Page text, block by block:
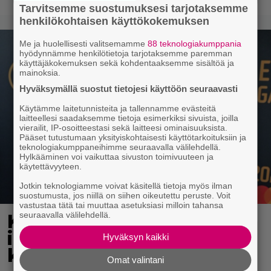
Kaija Koolta ikävä
ilmoitus – Juha Tapio
kiirehti apuun
Tarvitsemme suostumuksesi tarjotaksemme
henkilökohtaisen käyttökokemuksen
Me ja huolellisesti valitsemamme88 teknologiakumppania
hyödynnämme henkilötietoja tarjotaksemme paremman
käyttäjäkokemuksen sekä kohdentaaksemme sisältöä ja
mainoksia.
Hyväksymällä suostut tietojesi käyttöön seuraavasti
Käytämme laitetunnisteita ja tallennamme evästeitä
laitteellesi saadaksemme tietoja esimerkiksi sivuista, joilla
vierailit, IP-osoitteestasi sekä laitteesi ominaisuuksista.
Pääset tutustumaan yksityiskohtaisesti käyttötarkoituksiin ja
teknologiakumppaneihimme seuraavalla välilehdellä.
Hylkääminen voi vaikuttaa sivuston toimivuuteen ja
käytettävyyteen.
Jotkin teknologiamme voivat käsitellä tietoja myös ilman
suostumusta, jos niillä on siihen oikeutettu peruste. Voit
vastustaa tätä tai muuttaa asetuksiasi milloin tahansa
seuraavalla välilehdellä.
Hyväksyn kaikki
Omat valintani